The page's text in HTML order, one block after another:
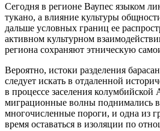
Сегодня в регионе Ваупес языком
тукано, а влияние культуры
дальше условных границ ее
активном культурном
региона сохраняют этническую
Вероятно, истоки разделения
следует искать в отдаленной
в процессе заселения колумбийской
миграционные волны поднимались
многочисленные пороги, и одна из
время оставаться в изоляции по